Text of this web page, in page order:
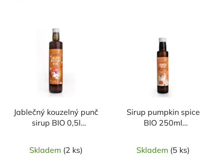
Jablečný kouzelný punč
sirup BIO 0,5l
Skladem (2 ks)
Sirup pumpkin spice
BIO 250ml
Skladem (5 ks)